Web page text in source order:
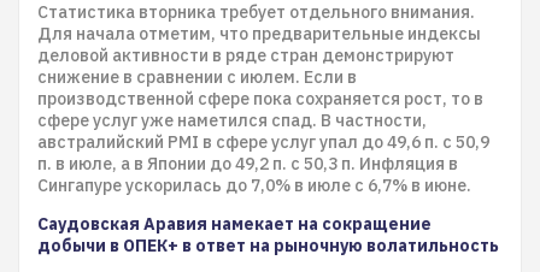
Статистика вторника требует отдельного внимания.
Для начала отметим, что предварительные индексы
деловой активности в ряде стран демонстрируют
снижение в сравнении с июлем. Если в
производственной сфере пока сохраняется рост, то в
сфере услуг уже наметился спад. В частности,
австралийский PMI в сфере услуг упал до 49,6 п. с 50,9
п. в июле, а в Японии до 49,2 п. с 50,3 п. Инфляция в
Сингапуре ускорилась до 7,0% в июле с 6,7% в июне.
Саудовская Аравия намекает на сокращение
добычи в ОПЕК+ в ответ на рыночную волатильность